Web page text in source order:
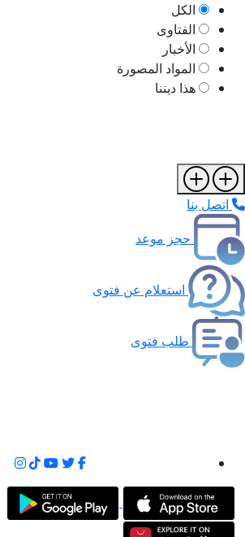
الكل
الفتاوى
الأخبار
المواد المصورة
هذا ديننا
اتصل بنا
حجز موعد
استعلام عن فتوى
طلب فتوى